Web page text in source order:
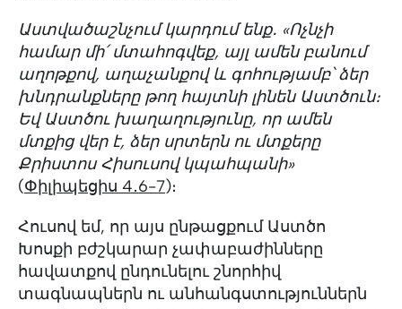
Աստվածաշնչում կարդում ենք․ «Ոչնչի
համար մի՛ մտահոգվեք, այլ ամեն բանում
աղոթքով, աղաչանքով և գոհությամբ՝ ձեր
խնդրանքները թող հայտնի լինեն Աստծուն։
Եվ Աստծու խաղաղությունը, որ ամեն
մտքից վեր է, ձեր սրտերն ու մտքերը
Քրիստոս Հիսուսով կպահպանի»
(Փիլիպեցիս 4․6-7)։
Հուսով եմ, որ այս ընթացքում Աստծո
Խոսքի բժշկարար չափաբաժինները
հավատքով ընդունելու շնորհիվ
տագնապներն ու անհանգստություններն